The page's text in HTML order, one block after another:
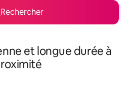
Rechercher
et longue durée à